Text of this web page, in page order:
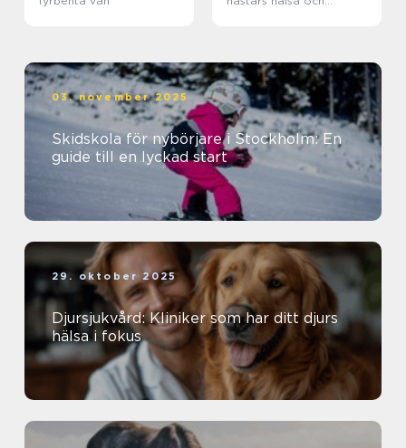
03. november 2025
Skidskola för nybörjare i Stockholm: En
guide till en lyckad start
29. oktober 2025
Djursjukvård: Kliniker som har ditt djurs
hälsa i fokus